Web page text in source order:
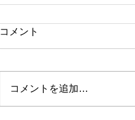
コメント
コメントを追加…